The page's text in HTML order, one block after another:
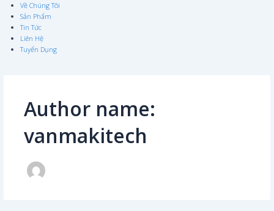
Về Chúng Tôi
Sản Phẩm
Tin Tức
Liên Hệ
Tuyển Dụng
Author name:
vanmakitech